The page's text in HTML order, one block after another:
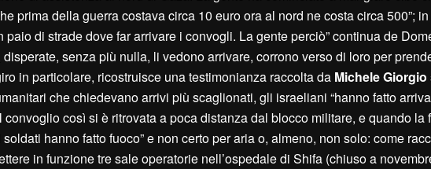
prima della guerra costava circa 10 euro ora al nord ne costa circa 500”;
di strade dove far arrivare i convogli. La gente perciò” continua de
senza più nulla, li vedono arrivare, corrono verso di loro per
in particolare, ricostruisce una testimonianza raccolta da Michele Giorgio
che chiedevano arrivi più scaglionati, gli israeliani “hanno fatto
così si è ritrovata a poca distanza dal blocco militare, e quando la
hanno fatto fuoco” e non certo per aria o, almeno, non solo: come
in funzione tre sale operatorie nell’ospedale di Shifa (chiuso a